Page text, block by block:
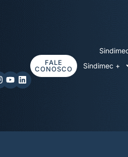
FALE
CONOSCO
Sindimec +